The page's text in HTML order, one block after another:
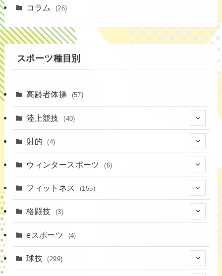
(1)
コラム (26)
スポーツ種目別
高齢者体操 (57)
陸上競技 (40)
(2)
射的 (4)
(4)
ウィンタースポーツ (6)
(6)
フィットネス (155)
(16)
格闘技 (3)
(3)
eスポーツ (4)
球技 (299)